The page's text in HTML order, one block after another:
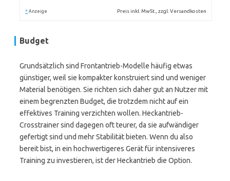
* Anzeige Preis inkl. MwSt., zzgl. Versandkosten
Budget
Grundsätzlich sind Frontantrieb-Modelle häufig etwas
günstiger, weil sie kompakter konstruiert sind und weniger
Material benötigen. Sie richten sich daher gut an Nutzer mit
einem begrenzten Budget, die trotzdem nicht auf ein
effektives Training verzichten wollen. Heckantrieb-
Crosstrainer sind dagegen oft teurer, da sie aufwändiger
gefertigt sind und mehr Stabilität bieten. Wenn du also
bereit bist, in ein hochwertigeres Gerät für intensiveres
Training zu investieren, ist der Heckantrieb die Option.